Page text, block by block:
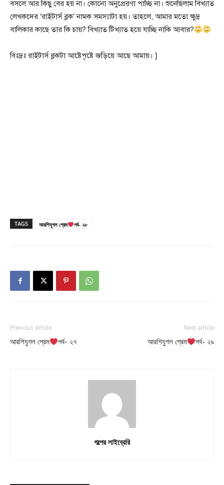
বসলে আর কিছু বের হয় না। কোনো অনুপ্রেরণা পাচ্ছি না। শুনেছিলাম বিখ্যাত
লেখকদের ‘রাইটার্স ব্লক’ নামক সমস্যাটা হয়। তাহলে, আমার মতো ক্ষুদ্র
বালিকার কাছে তার কি চায়? বিখ্যাত টিখ্যাত হয়ে যাচ্ছি নাকি আবার?
বিঃদ্রঃ রাইটার্স ব্লকটা আষ্টেপৃষ্টে জড়িয়ে আছে আমায়। ]
TAGS আরশিযুগল প্রেম পর্ব- ২৮
Previous article
আরশিযুগল প্রেম পর্ব- ২৭
Next article
আরশিযুগল প্রেম পর্ব- ২৯
গল্পের লাইব্রেরি